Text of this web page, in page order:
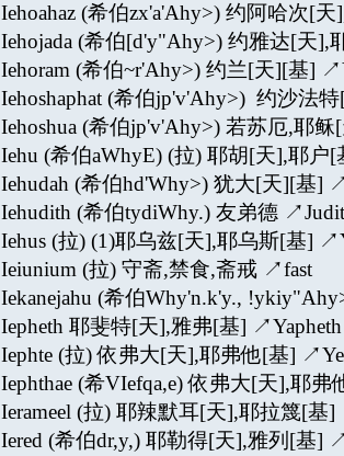
Iehoahaz (希伯zx'a'Ahy>) 约阿哈次[
Iehojada (希伯[d'y"Ahy>) 约雅达[天],
Iehoram (希伯~r'Ahy>) 约兰[天][基]
Iehoshaphat (希伯jp'v'Ahy>) 约沙法
Iehoshua (希伯jp'v'Ahy>) 若苏厄,耶
Iehu (希伯aWhyE) (拉) 耶胡[天],耶户
Iehudah (希伯hd'Why>) 犹大[天][基]
Iehudith (希伯tydiWhy.) 友弟德
Iehus (拉) (1)耶乌兹[天],耶乌斯[基]
Ieiunium (拉) 守斋,禁食,斋戒 ↗fast
Iekanejahu (希伯Why'n.k'y.,
Iepheth 耶斐特[天],雅弗[基] ↗Yapheth
Iephte (拉) 依弗大[天],耶弗他[基]
Iephthae (希VIefqa,e) 依弗大[天],耶
Ierameel (拉) 耶辣默耳[天],耶拉篾[基]
Iered (希伯dr,y,) 耶勒得[天],雅列[基]